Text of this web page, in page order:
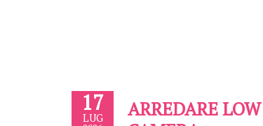
17
LUG
ARREDARE